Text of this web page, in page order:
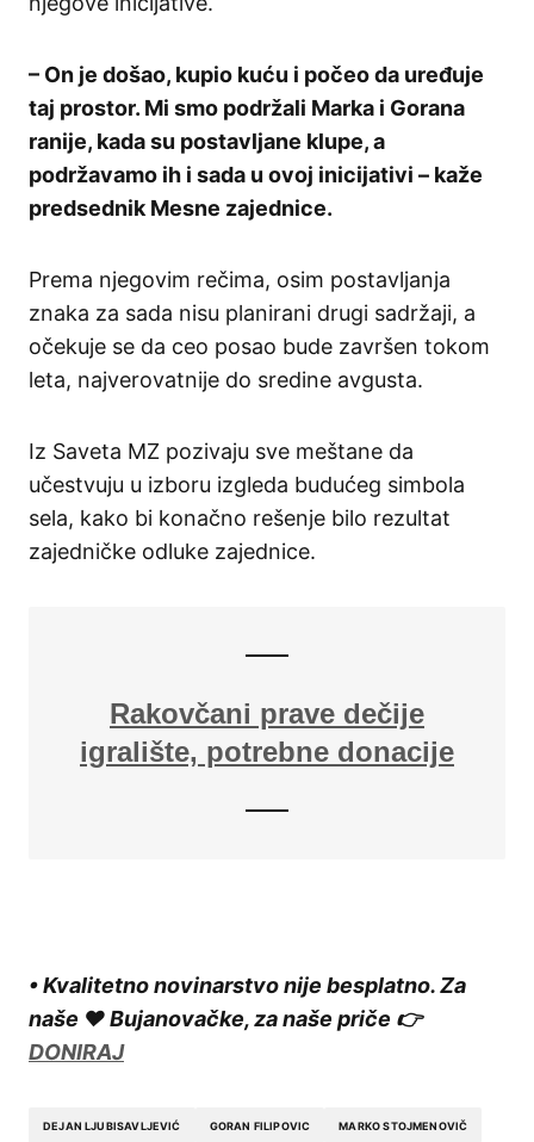
– On je došao, kupio kuću i počeo da uređuje
taj prostor. Mi smo podržali Marka i Gorana
ranije, kada su postavljane klupe, a
podržavamo ih i sada u ovoj inicijativi – kaže
predsednik Mesne zajednice.
Prema njegovim rečima, osim postavljanja
znaka za sada nisu planirani drugi sadržaji, a
očekuje se da ceo posao bude završen tokom
leta, najverovatnije do sredine avgusta.
Iz Saveta MZ pozivaju sve meštane da
učestvuju u izboru izgleda budućeg simbola
sela, kako bi konačno rešenje bilo rezultat
zajedničke odluke zajednice.
Rakovčani prave dečije
igralište, potrebne donacije
• Kvalitetno novinarstvo nije besplatno. Za
naše ❤️ Bujanovačke, za naše priče 👉
DONIRAJ
DEJAN LJUBISAVLJEVIĆ GORAN FILIPOVIC MARKO STOJMENOVIČ